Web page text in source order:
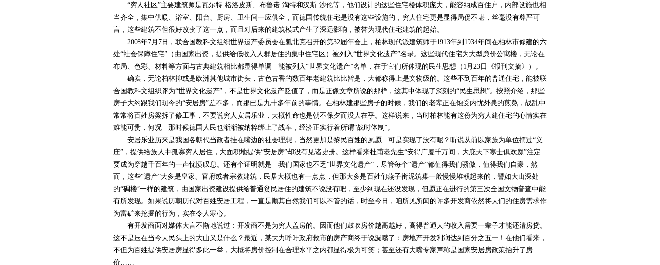
“穷人社区”主要建筑师是瓦尔特·格洛皮斯、布鲁诺·淘特和汉斯·沙伦等，他们设计的这些住宅楼体积庞大，能容纳成百住户，内部设施也相
当齐全，集中供暖、浴室、阳台、厨房、卫生间一应俱全，而德国传统住宅是没有这些设施的，穷人住宅更是显得局促不堪，丝毫没有尊严可
言，这些建筑不但很好改变了这一点，而且对后来的建筑模式产生了深远影响，被誉为现代住宅建筑的起始。
2008年7月7日，联合国教科文组织世界遗产委员会在魁北克召开的第32届年会上，柏林现代派建筑师于1913年到1934年间在柏林市修建的六
处“社会保障住宅”（由国家出资，提供给低收入人群居住的集中住宅区）被列入“世界文化遗产”名录。这些现代住宅为大型廉价公寓楼 ，无论在
布局、色彩、材料等方面与古典建筑相比都显得单调，能被列入“世界文化遗产”名单，在于它们所体现的民生思想（1月23日《报刊 文摘》）。
确实，无论柏林抑或是欧洲其他城市街头，古色古香的数百年老建筑比比皆是，大都称得上是文物级的。这些不到百年的普通住宅，能被联
合国教科文组织评为“世界文化遗产”，不是世界文化遗产贬值了，而是正像文章所说的那样，这其中体现了深刻的“民生思想”。按照介绍，那些
房子大约跟我们现今的“安居房”差不多，而那已是九十多年前的事情。在柏林建那些房子的时候，我们的老辈正在饱受内忧外患的煎熬，战乱中
常常将百姓房梁拆了修工事，不要说穷人安居乐业，大概性命也是朝不保夕而没人在乎。这样说来，当时柏林能有这份为穷人建住宅的心情实在
难能可贵，何况，那时候德国人民也渐渐被纳粹绑上了战车，经济正实行着所谓“战时体制”。
安居乐业历来是我国各朝代当政者挂在嘴边的社会理想，当然更加是黎民百姓的夙愿，可是实现了没有呢？听说从前以家族为单位搞过“ 义
庄”，提供给族人中孤寡穷人居住，大面积地提供“安居房”却没有见诸史册。这样看来杜甫老先生“安得广厦千万间，大庇天下寒士俱欢颜”注定
要成为穿越千百年的一声忧愤叹息。还有个证明就是，我们国家也不乏“世界文化遗产”，尽管每个“遗产”都值得我们骄傲，值得我们自豪，然
而，这些“遗产”大多是皇家、官府或者宗教建筑，民居大概也有一点点，但那大多是百姓们燕子衔泥筑巢一般慢慢堆积起来的 ，譬如大山深处
的“碉楼”一样的建筑，由国家出资建设提供给普通贫民居住的建筑不说没有吧，至少到现在还没发现，但愿正在进行的第三次全国文物普查中能
有所发现。如果说历朝历代对百姓安居工程，一直是顺其自然我们可以不管的话，时至今日，咱所见所闻的许多开发商依然将人们的住房需求作
为富矿来挖掘的行为，实在令人寒心。
有开发商面对媒体大言不惭地说过：开发商不是为穷人盖房的。因而他们鼓吹房价越高越好，高得普通人的收入需要一辈子才能还清房贷。
这不是压在当今人民头上的大山又是什么？最近，某大力呼吁政府救市的房产商终于说漏嘴了：房地产开发利润达到百分之五十！在他们看来，
不但为百姓提供安居房显得多此一举，大概将房价控制在合理水平之内都显得极为可笑；甚至还有大嘴专家声称是国家安居房政策抬升了 房
价……